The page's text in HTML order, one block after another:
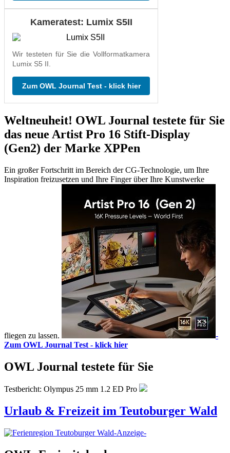
Kameratest: Lumix S5II
Wir testeten für Sie die Vollformatkamera
Lumix S5 II.
Zum OWL Journal Test - klick hier
Weltneuheit! OWL Journal testete für Sie
das neue Artist Pro 16 Stift-Display
(Gen2) der Marke XPPen
Ein großer Fortschritt im Bereich der CG-Technologie, um Ihre
Inspiration freizusetzen und Ihre Finger über Ihre Kunstwerke
fliegen zu lassen.
-
Zum OWL Journal Test - klick hier
OWL Journal testete für Sie
Testbericht: Olympus 25 mm 1.2 ED Pro
Urlaub & Freizeit im Teutoburger Wald
-Anzeige-